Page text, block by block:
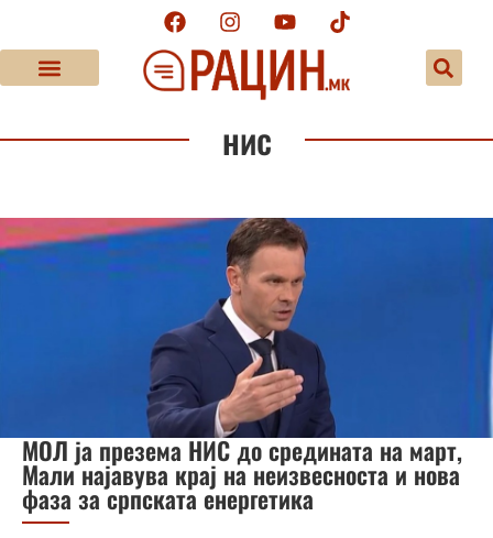
нис
МОЛ ја презема НИС до средината на март,
Мали најавува крај на неизвесноста и нова
фаза за српската енергетика